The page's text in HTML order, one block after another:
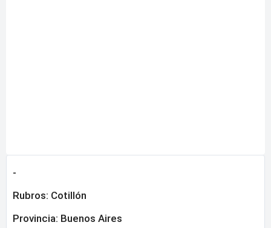
-
Rubros: Cotillón
Provincia: Buenos Aires